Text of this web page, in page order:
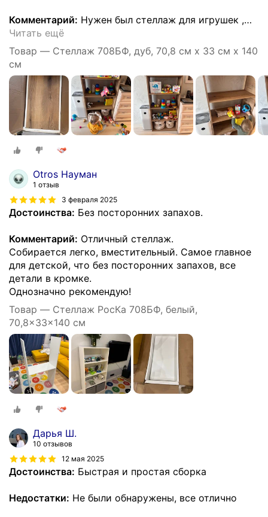
Комментарий: Нужен был стеллаж для игрушек ,…
Читать ещё
Товар — Стеллаж 708БФ, дуб, 70,8 см х 33 см х 140
см
Otros Науман
1 отзыв
3 февраля 2025
Достоинства: Без посторонних запахов.
Комментарий: Отличный стеллаж.
Собирается легко, вместительный. Самое главное
для детской, что без посторонних запахов, все
детали в кромке.
Однозначно рекомендую!
Товар — Стеллаж РосКа 708БФ, белый,
70,8x33x140 см
Дарья Ш.
10 отзывов
12 мая 2025
Достоинства: Быстрая и простая сборка
Недостатки: Не были обнаружены, все отлично